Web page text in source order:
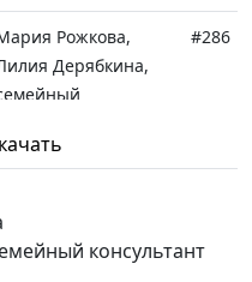
Рожкова,
Дерябкина,
#286
Рожкова,
#285
консультант